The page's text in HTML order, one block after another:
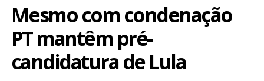
INÍCIO
POMBAL E REGIÃO
Mesmo com condenação
PT mantêm pré-
candidatura de Lula